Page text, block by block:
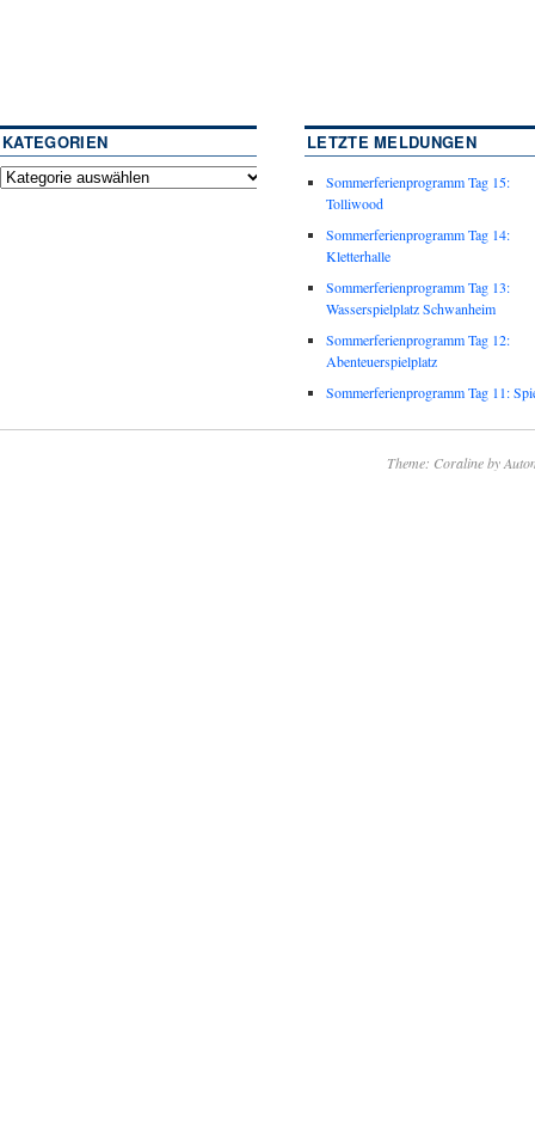
KATEGORIEN LETZTE MELDUNGEN
Sommerferienprogramm Tag 15:
Tolliwood
Sommerferienprogramm Tag 14:
Kletterhalle
Sommerferienprogramm Tag 13:
Wasserspielplatz Schwanheim
Sommerferienprogramm Tag 12:
Abenteuerspielplatz
Sommerferienprogramm Tag 11:
Theme: Coraline by